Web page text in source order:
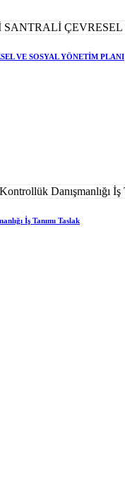
VE SOSYAL YÖNETİM PLANI
İş Tanımı Taslak